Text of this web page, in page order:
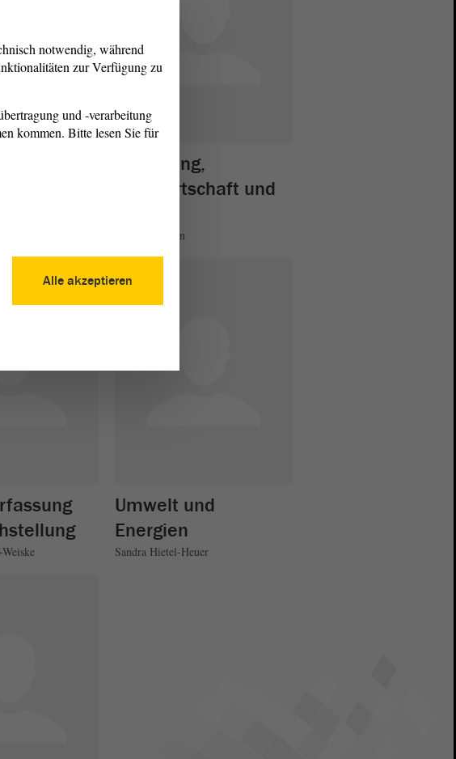
Ernährung,
Landwirtschaft und
Olaf Feuerborn
Umwelt und
Energien
Sandra Hietel-Heuer
notwendig, während
zur Verfügung zu
und -verarbeitung
kommen. Bitte lesen Sie für
Alle akzeptieren